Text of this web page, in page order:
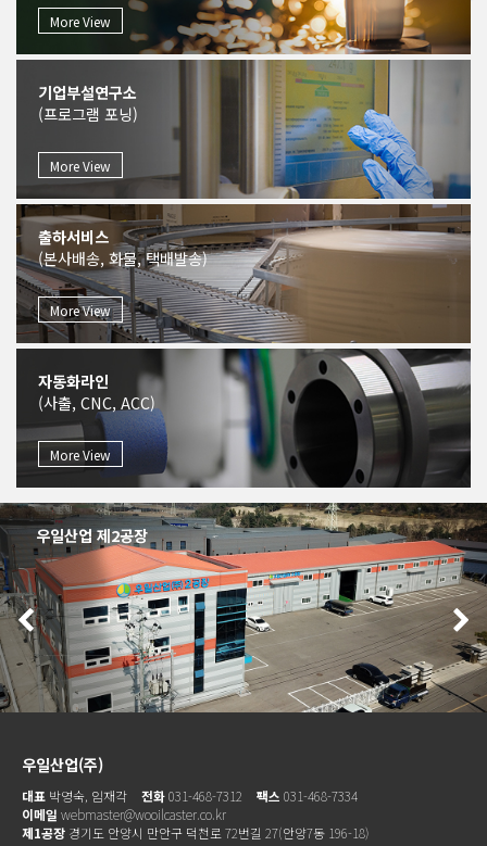
More View
기업부설연구소
(프로그램 포닝)
More View
출하서비스
(본사배송, 화물, 택배발송)
More View
자동화라인
(사출, CNC, ACC)
More View
우일산업 제2공장
우일산업(주)
대표 박영숙, 임재각 전화031-468-7312 팩스 031-468-7334
이메일 webmaster@wooilcaster.co.kr
제1공장 경기도 안양시 만안구 덕천로 72번길 27(안양7동 196-18)